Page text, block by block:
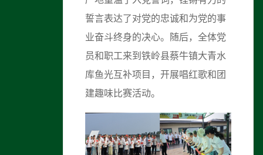
誓言表达了对党的忠诚和为党的事
业奋斗终身的决心。随后，全体党
员和职工来到铁岭县蔡牛镇大青水
库鱼光互补项目，开展唱红歌和团
建趣味比赛活动。